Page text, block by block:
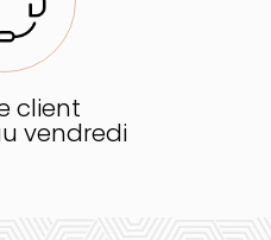
client
vendredi